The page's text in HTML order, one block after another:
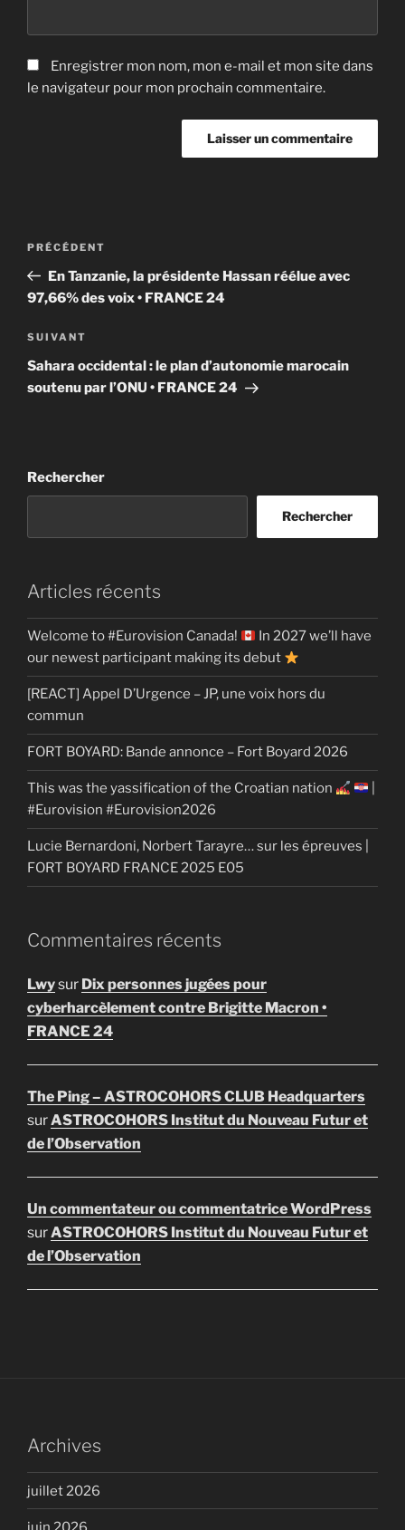
Enregistrer mon nom, mon e-mail et mon site dans
le navigateur pour mon prochain commentaire.
Navigation
l’article
Article
précédent
PRÉCÉDENT
En Tanzanie, la présidente Hassan réélue avec
97,66% des voix • FRANCE 24
Article
suivant
SUIVANT
Sahara occidental : le plan d’autonomie marocain
soutenu par l’ONU • FRANCE 24
Rechercher
Rechercher
Articles récents
Welcome to #Eurovision Canada!
In 2027 we’ll have
our newest participant making its debut
[REACT] Appel D’Urgence – JP, une voix hors du
commun
FORT BOYARD: Bande annonce – Fort Boyard 2026
This was the yassification of the Croatian nation
#Eurovision #Eurovision2026
Lucie Bernardoni, Norbert Tarayre… sur les épreuves |
FORT BOYARD FRANCE 2025 E05
Commentaires récents
Lwysur Dix personnes jugées pour
cyberharcèlement contre Brigitte Macron •
FRANCE 24
The Ping – ASTROCOHORS CLUB Headquarters
surASTROCOHORS Institut du Nouveau Futur et
de l’Observation
Un commentateur ou commentatrice WordPress
surASTROCOHORS Institut du Nouveau Futur et
de l’Observation
Archives
juillet 2026